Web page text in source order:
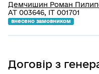
Демчишин Роман
АТ 003646, ІТ 001701
внесено замовником
Договір з